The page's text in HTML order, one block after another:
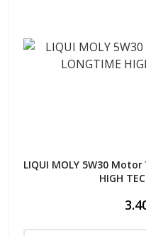
LIQUI MOLY 5W30 Motor
HIGH